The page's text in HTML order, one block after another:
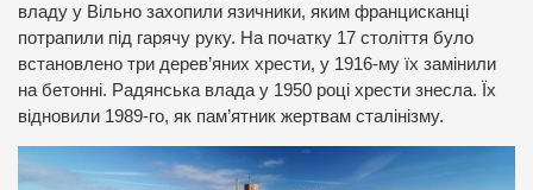
владу у Вільно захопили язичники, яким францисканці
потрапили під гарячу руку. На початку 17 століття було
встановлено три дерев’яних хрести, у 1916-му їх замінили
на бетонні. Радянська влада у 1950 році хрести знесла. Їх
відновили 1989-го, як пам’ятник жертвам сталінізму.